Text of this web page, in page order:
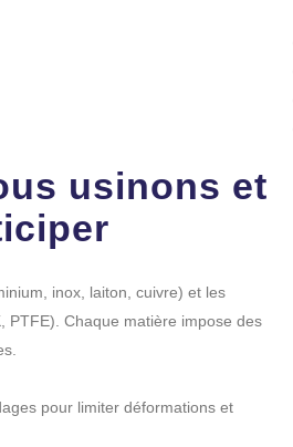
usinons et
inox, laiton, cuivre) et les
PTFE). Chaque matière impose des
pour limiter déformations et